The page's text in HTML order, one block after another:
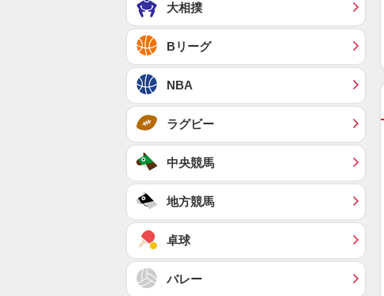
大相撲
Bリーグ
NBA
ラグビー
中央競馬
地方競馬
卓球
バレー